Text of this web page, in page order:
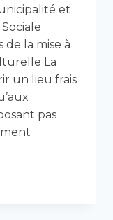
et
de la mise à
La
un lieu frais
pas